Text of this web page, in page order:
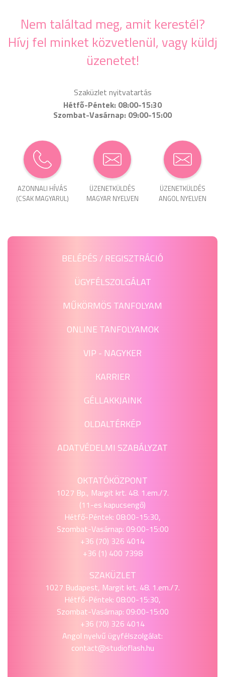
Nem találtad meg, amit kerestél?
Hívj fel minket közvetlenül, vagy küldj
üzenetet!
Szaküzlet nyitvatartás
Hétfő-Péntek: 08:00-15:30
Szombat-Vasárnap: 09:00-15:00
AZONNALI HÍVÁS
(CSAK MAGYARUL)
ÜZENET­KÜLDÉS
MAGYAR NYELVEN
ÜZENET­KÜLDÉS
ANGOL NYELVEN
BELÉPÉS / REGISZTRÁCIÓ
ÜGYFÉLSZOLGÁLAT
MŰKÖRMÖS TANFOLYAM
ONLINE TANFOLYAMOK
VIP - NAGYKER
KARRIER
GÉLLAKKJAINK
OLDALTÉRKÉP
ADATVÉDELMI SZABÁLYZAT
OKTATÓKÖZPONT
1027 Bp., Margit krt. 48. 1.em./7.
(11-es kapucsengő)
Hétfő-Péntek: 08:00-15:30,
Szombat-Vasárnap: 09:00-15:00
+36 (70) 326 4014
+36 (1) 400 7398
SZAKÜZLET
1027 Budapest, Margit krt. 48. 1.em./7.
Hétfő-Péntek: 08:00-15:30,
Szombat-Vasárnap: 09:00-15:00
+36 (70) 326 4014
Angol nyelvű ügyfélszolgálat:
contact@studioflash.hu